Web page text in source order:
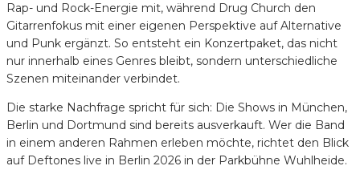
Rap- und Rock-Energie mit, während Drug Church den
Gitarrenfokus mit einer eigenen Perspektive auf Alternative
und Punk ergänzt. So entsteht ein Konzertpaket, das nicht
nur innerhalb eines Genres bleibt, sondern unterschiedliche
Szenen miteinander verbindet.
Die starke Nachfrage spricht für sich: Die Shows in München,
Berlin und Dortmund sind bereits ausverkauft. Wer die Band
in einem anderen Rahmen erleben möchte, richtet den Blick
auf Deftones live in Berlin 2026 in der Parkbühne Wuhlheide.